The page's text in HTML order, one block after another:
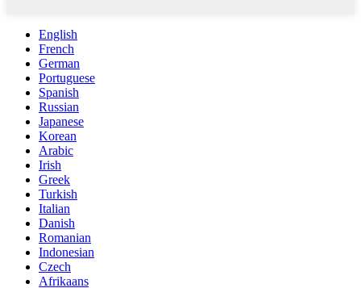
English
French
German
Portuguese
Spanish
Russian
Japanese
Korean
Arabic
Irish
Greek
Turkish
Italian
Danish
Romanian
Indonesian
Czech
Afrikaans